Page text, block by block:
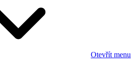
Otevřít menu